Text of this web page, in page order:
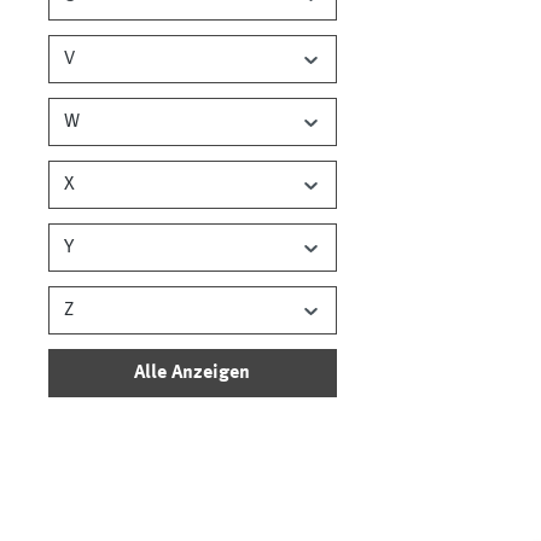
V
W
X
Y
Z
Alle Anzeigen